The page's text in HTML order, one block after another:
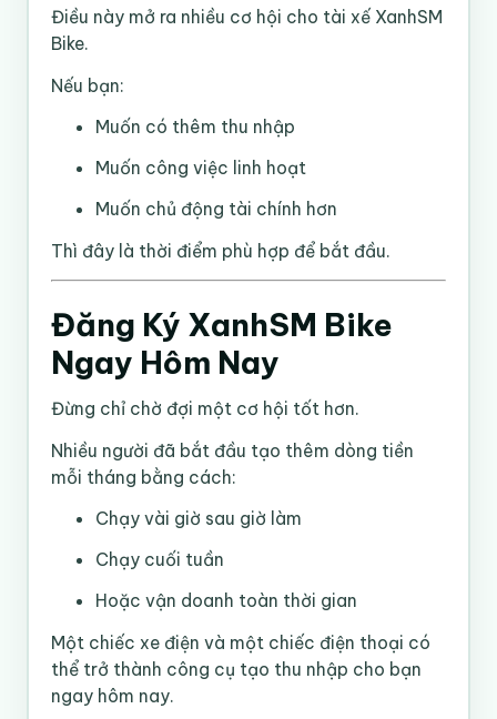
Điều này mở ra nhiều cơ hội cho tài xế XanhSM
Bike.
Nếu bạn:
Muốn có thêm thu nhập
Muốn công việc linh hoạt
Muốn chủ động tài chính hơn
Thì đây là thời điểm phù hợp để bắt đầu.
Đăng Ký XanhSM Bike
Ngay Hôm Nay
Đừng chỉ chờ đợi một cơ hội tốt hơn.
Nhiều người đã bắt đầu tạo thêm dòng tiền
mỗi tháng bằng cách:
Chạy vài giờ sau giờ làm
Chạy cuối tuần
Hoặc vận doanh toàn thời gian
Một chiếc xe điện và một chiếc điện thoại có
thể trở thành công cụ tạo thu nhập cho bạn
ngay hôm nay.